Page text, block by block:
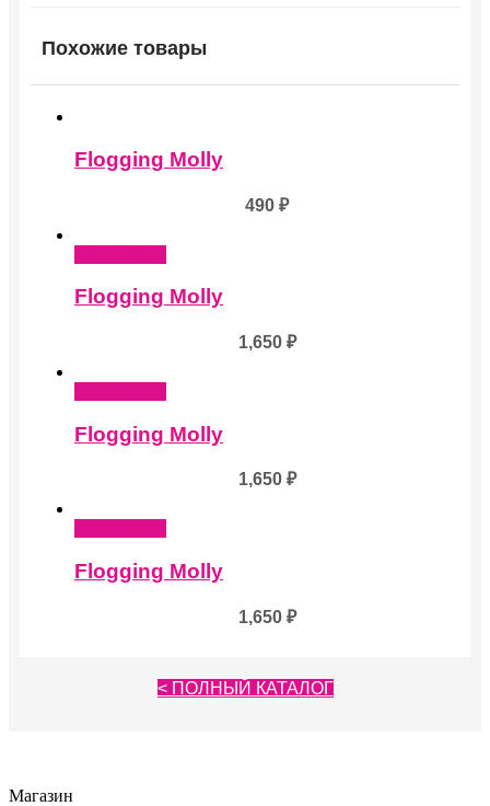
Похожие товары
Flogging Molly
490 ₽
Flogging Molly
1,650 ₽
Flogging Molly
1,650 ₽
Flogging Molly
1,650 ₽
< ПОЛНЫЙ КАТАЛОГ
Магазин